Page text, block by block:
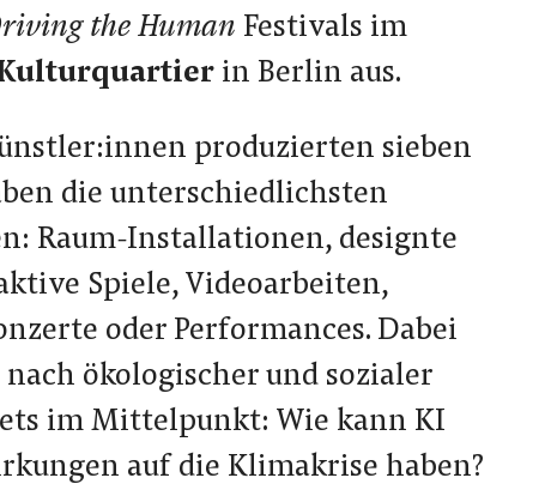
the Human Festivals im
in Berlin aus.
produzierten sieben
die unterschiedlichsten
Raum-Installationen, designte
Spiele, Videoarbeiten,
oder Performances. Dabei
nach ökologischer und sozialer
im Mittelpunkt: Wie kann KI
auf die Klimakrise haben?